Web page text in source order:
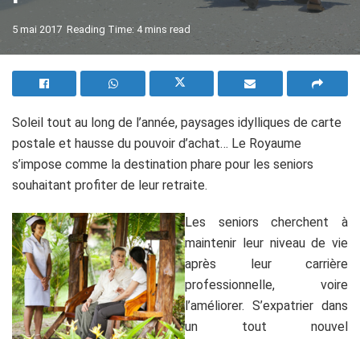
5 mai 2017 Reading Time: 4 mins read
Soleil tout au long de l’année, paysages idylliques de carte
postale et hausse du pouvoir d’achat… Le Royaume
s’impose comme la destination phare pour les seniors
souhaitant profiter de leur retraite.
Les seniors cherchent à
maintenir leur niveau de vie
après leur carrière
professionnelle, voire
l’améliorer. S’expatrier dans
un tout nouvel